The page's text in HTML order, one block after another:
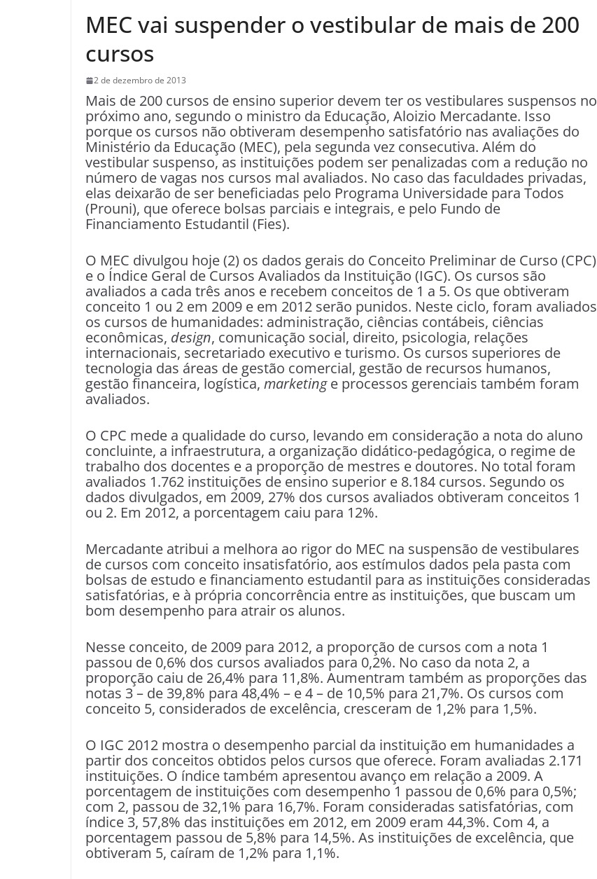
MEC vai suspender o vestibular de mais de 200
cursos
2 de dezembro de 2013
Mais de 200 cursos de ensino superior devem ter os vestibulares suspensos no
próximo ano, segundo o ministro da Educação, Aloizio Mercadante. Isso
porque os cursos não obtiveram desempenho satisfatório nas avaliações do
Ministério da Educação (MEC), pela segunda vez consecutiva. Além do
vestibular suspenso, as instituições podem ser penalizadas com a redução no
número de vagas nos cursos mal avaliados. No caso das faculdades privadas,
elas deixarão de ser beneficiadas pelo Programa Universidade para Todos
(Prouni), que oferece bolsas parciais e integrais, e pelo Fundo de
Financiamento Estudantil (Fies).
O MEC divulgou hoje (2) os dados gerais do Conceito Preliminar de Curso (CPC)
e o Índice Geral de Cursos Avaliados da Instituição (IGC). Os cursos são
avaliados a cada três anos e recebem conceitos de 1 a 5. Os que obtiveram
conceito 1 ou 2 em 2009 e em 2012 serão punidos. Neste ciclo, foram avaliados
os cursos de humanidades: administração, ciências contábeis, ciências
econômicas, design, comunicação social, direito, psicologia, relações
internacionais, secretariado executivo e turismo. Os cursos superiores de
tecnologia das áreas de gestão comercial, gestão de recursos humanos,
gestão financeira, logística, marketinge processos gerenciais também foram
avaliados.
O CPC mede a qualidade do curso, levando em consideração a nota do aluno
concluinte, a infraestrutura, a organização didático-pedagógica, o regime de
trabalho dos docentes e a proporção de mestres e doutores. No total foram
avaliados 1.762 instituições de ensino superior e 8.184 cursos. Segundo os
dados divulgados, em 2009, 27% dos cursos avaliados obtiveram conceitos 1
ou 2. Em 2012, a porcentagem caiu para 12%.
Mercadante atribui a melhora ao rigor do MEC na suspensão de vestibulares
de cursos com conceito insatisfatório, aos estímulos dados pela pasta com
bolsas de estudo e financiamento estudantil para as instituições consideradas
satisfatórias, e à própria concorrência entre as instituições, que buscam um
bom desempenho para atrair os alunos.
Nesse conceito, de 2009 para 2012, a proporção de cursos com a nota 1
passou de 0,6% dos cursos avaliados para 0,2%. No caso da nota 2, a
proporção caiu de 26,4% para 11,8%. Aumentram também as proporções das
notas 3 – de 39,8% para 48,4% – e 4 – de 10,5% para 21,7%. Os cursos com
conceito 5, considerados de excelência, cresceram de 1,2% para 1,5%.
O IGC 2012 mostra o desempenho parcial da instituição em humanidades a
partir dos conceitos obtidos pelos cursos que oferece. Foram avaliadas 2.171
instituições. O índice também apresentou avanço em relação a 2009. A
porcentagem de instituições com desempenho 1 passou de 0,6% para 0,5%;
com 2, passou de 32,1% para 16,7%. Foram consideradas satisfatórias, com
índice 3, 57,8% das instituições em 2012, em 2009 eram 44,3%. Com 4, a
porcentagem passou de 5,8% para 14,5%. As instituições de excelência, que
obtiveram 5, caíram de 1,2% para 1,1%.